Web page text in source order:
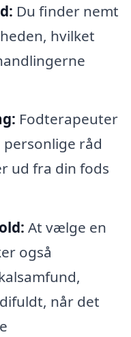
Du finder nemt
hvilket
Fodterapeuter
råd
ud fra din fods
At vælge en
også
når det